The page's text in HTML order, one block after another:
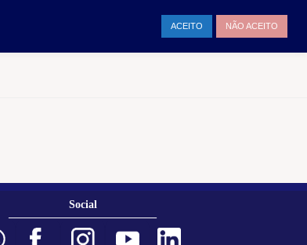
Social
ACEITO NÃO ACEITO